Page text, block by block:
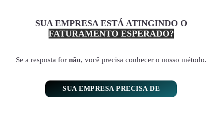
SUA EMPRESA ESTÁ ATINGINDO O
FATURAMENTO ESPERADO?
Se a resposta for não, você precisa conhecer o nosso método.
SUA EMPRESA PRECISA DE